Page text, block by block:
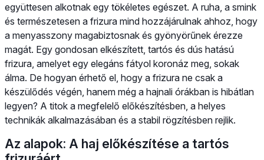
együttesen alkotnak egy tökéletes egészet. A ruha, a smink
és természetesen a frizura mind hozzájárulnak ahhoz, hogy
a menyasszony magabiztosnak és gyönyörűnek érezze
magát. Egy gondosan elkészített, tartós és dús hatású
frizura, amelyet egy elegáns fátyol koronáz meg, sokak
álma. De hogyan érhető el, hogy a frizura ne csak a
készülődés végén, hanem még a hajnali órákban is hibátlan
legyen? A titok a megfelelő előkészítésben, a helyes
technikák alkalmazásában és a stabil rögzítésben rejlik.
Az alapok: A haj előkészítése a tartós